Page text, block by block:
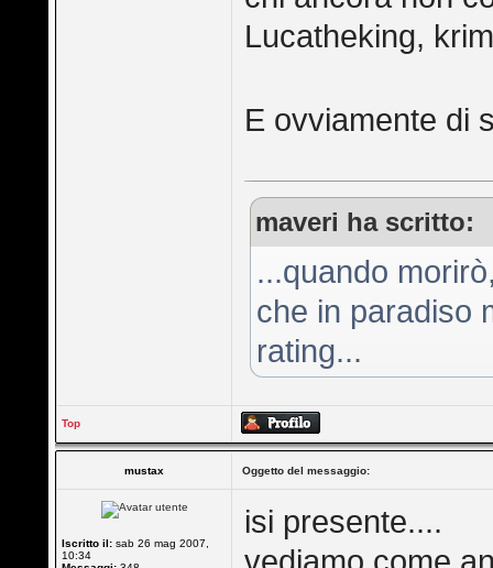
Lucatheking,
E ovviamente di
maveri ha scritto:
...quando
che in paradiso
rating...
Top
mustax Oggetto del messaggio:
Iscritto il: sab 26 mag 2007,
10:34
isi presente....